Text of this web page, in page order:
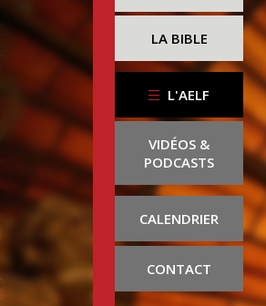
LA BIBLE
L'AELF
VIDÉOS &
PODCASTS
CALENDRIER
CONTACT